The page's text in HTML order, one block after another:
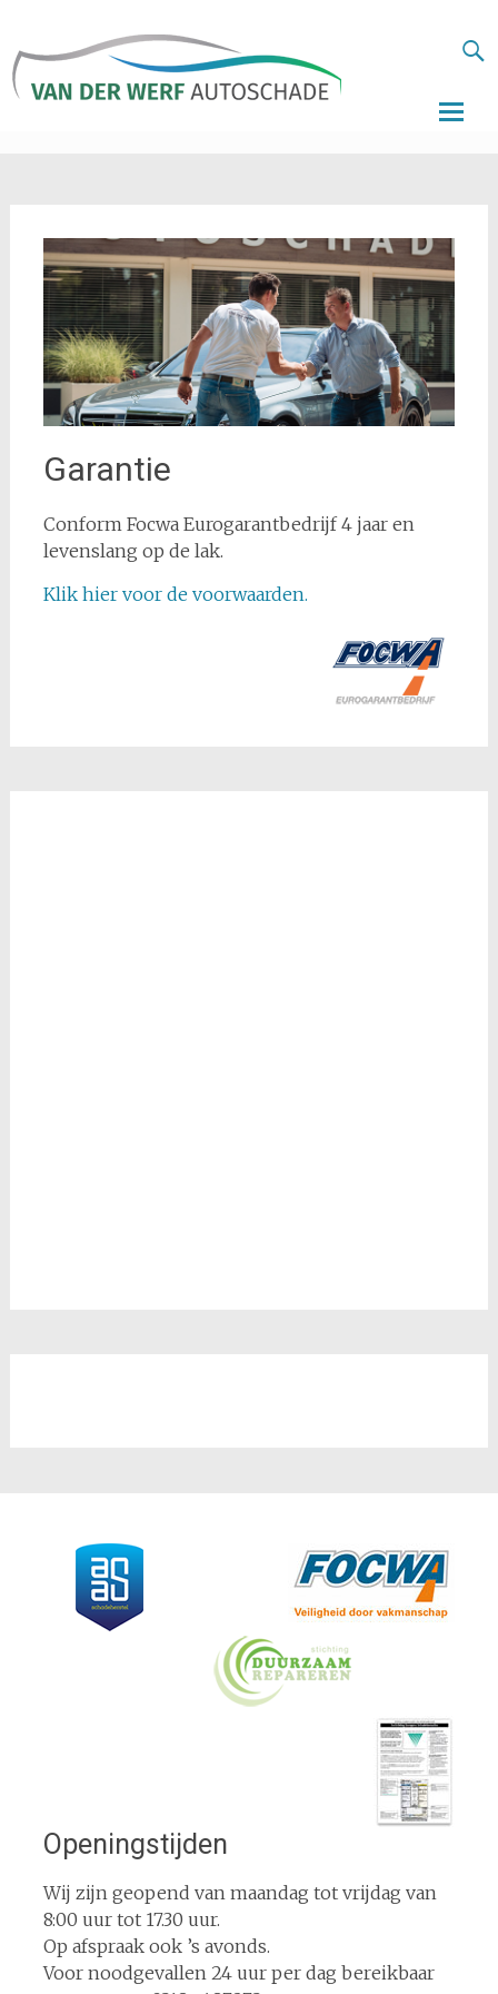
Garantie
Conform Focwa Eurogarantbedrijf 4 jaar en
levenslang op de lak.
Klik hier voor de voorwaarden.
Openingstijden
Wij zijn geopend van maandag tot vrijdag van
8:00 uur tot 17.30 uur.
Op afspraak ook ’s avonds.
Voor noodgevallen 24 uur per dag bereikbaar